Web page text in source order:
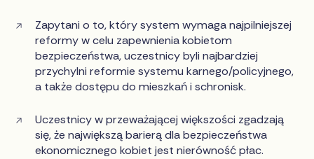
Zapytani o to, który system wymaga najpilniejszej
reformy w celu zapewnienia kobietom
bezpieczeństwa, uczestnicy byli najbardziej
przychylni reformie systemu karnego/policyjnego,
a także dostępu do mieszkań i schronisk.
Uczestnicy w przeważającej większości zgadzają
się, że największą barierą dla bezpieczeństwa
ekonomicznego kobiet jest nierówność płac.